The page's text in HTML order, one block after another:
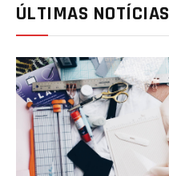
ÚLTIMAS NOTÍCIAS